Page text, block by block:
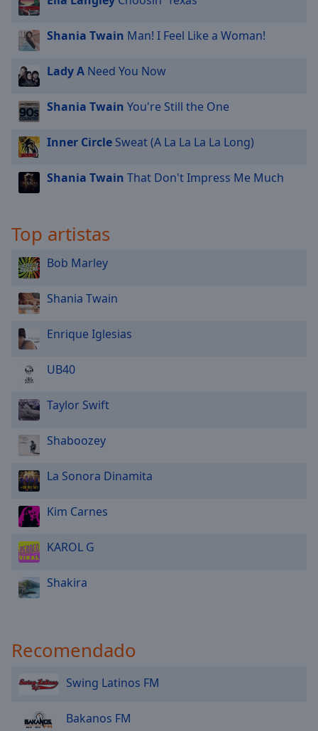
Shania Twain Man! I Feel Like a Woman!
Lady A Need You Now
Shania Twain You're Still the One
Inner Circle Sweat (A La La La La Long)
Shania Twain That Don't Impress Me Much
Top artistas
Bob Marley
Shania Twain
Enrique Iglesias
UB40
Taylor Swift
Shaboozey
La Sonora Dinamita
Kim Carnes
KAROL G
Shakira
Recomendado
Swing Latinos FM
Bakanos FM